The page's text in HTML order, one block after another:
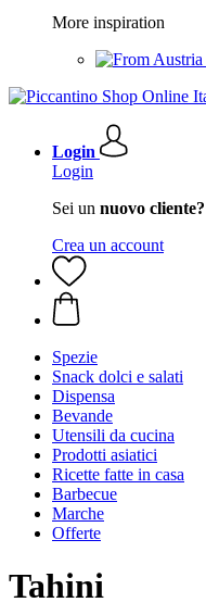
More inspiration
Login
Login
Sei un nuovo cliente?
Crea un account
Spezie
Snack dolci e salati
Dispensa
Bevande
Utensili da cucina
Prodotti asiatici
Ricette fatte in casa
Barbecue
Marche
Offerte
Tahini